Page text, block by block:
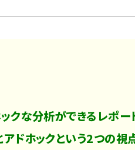
クな分析ができるレポー
ドホックという2つの視